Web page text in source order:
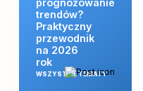
trendów?
Praktyczny
przewodnik
na 2026
rok
WSZYSTKIE TEMATY